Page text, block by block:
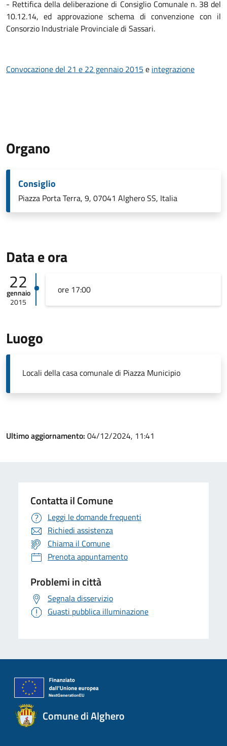
- Rettifica della deliberazione di Consiglio Comunale n. 38 del
10.12.14, ed approvazione schema di convenzione con il
Consorzio Industriale Provinciale di Sassari.
Convocazione del 21 e 22 gennaio 2015 e integrazione
Organo
Consiglio
Piazza Porta Terra, 9, 07041 Alghero SS, Italia
Data e ora
22
gennaio
2015
ore 17:00
Luogo
Locali della casa comunale di Piazza Municipio
Ultimo aggiornamento: 04/12/2024, 11:41
Contatta il Comune
Leggi le domande frequenti
Richiedi assistenza
Chiama il Comune
Prenota appuntamento
Problemi in città
Segnala disservizio
Guasti pubblica illuminazione
Comune di Alghero